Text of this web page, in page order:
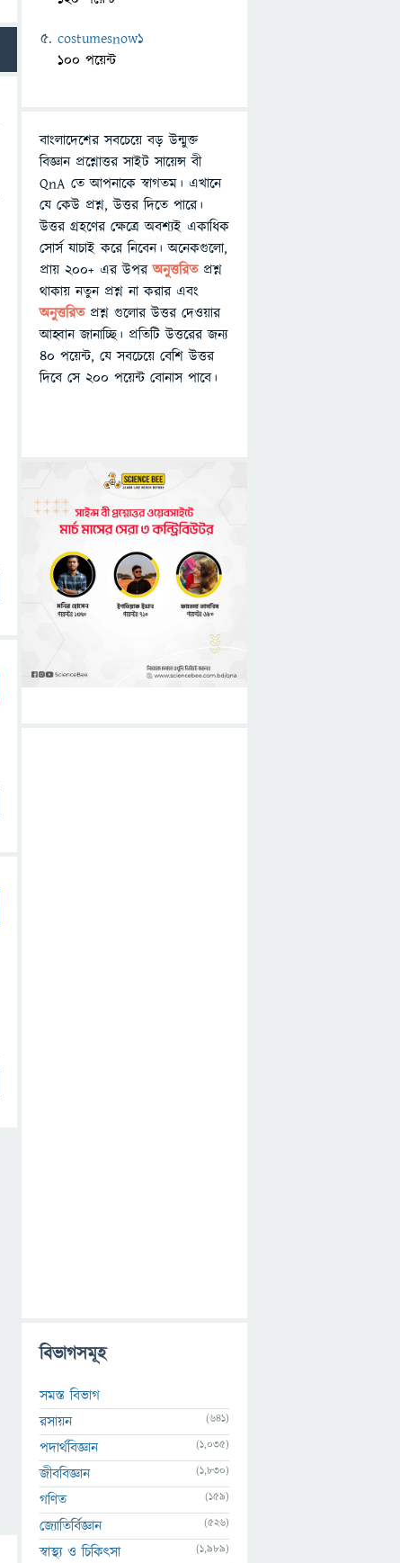
costumesnow1
100 পয়েন্ট
বাংলাদেশের সবচেয়ে বড় উন্মুক্ত
বিজ্ঞান প্রশ্নোত্তর সাইট সায়েন্স বী
QnA তে আপনাকে স্বাগতম। এখানে
যে কেউ প্রশ্ন, উত্তর দিতে পারে।
উত্তর গ্রহণের ক্ষেত্রে অবশ্যই একাধিক
সোর্স যাচাই করে নিবেন। অনেকগুলো,
প্রায় ২০০+ এর উপরঅনুত্তরিতপ্রশ্ন
থাকায় নতুন প্রশ্ন না করার এবং
অনুত্তরিত প্রশ্ন গুলোর উত্তর দেওয়ার
আহ্বান জানাচ্ছি। প্রতিটি উত্তরের জন্য
৪০ পয়েন্ট, যে সবচেয়ে বেশি উত্তর
দিবে সে ২০০ পয়েন্ট বোনাস পাবে।
বিভাগসমূহ
সমস্ত বিভাগ
রসায়ন
(641)
পদার্থবিজ্ঞান (1,035)
জীববিজ্ঞান (1,830)
গণিত (159)
জ্যোতির্বিজ্ঞান (526)
স্বাস্থ্য ও চিকিৎসা (1,989)